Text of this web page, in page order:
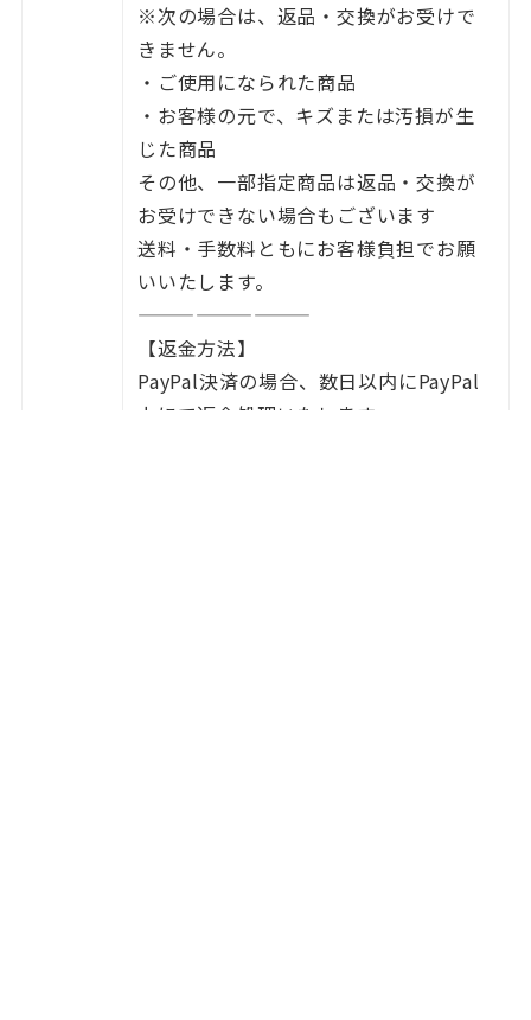
※次の場合は、返品・交換がお受けで
きません。
・ご使用になられた商品
・お客様の元で、キズまたは汚損が生
じた商品
その他、一部指定商品は返品・交換が
お受けできない場合もございます
送料・手数料ともにお客様負担でお願
いいたします。
—————————
【返金方法】
PayPal決済の場合、数日以内にPayPal
上にて返金処理いたします。